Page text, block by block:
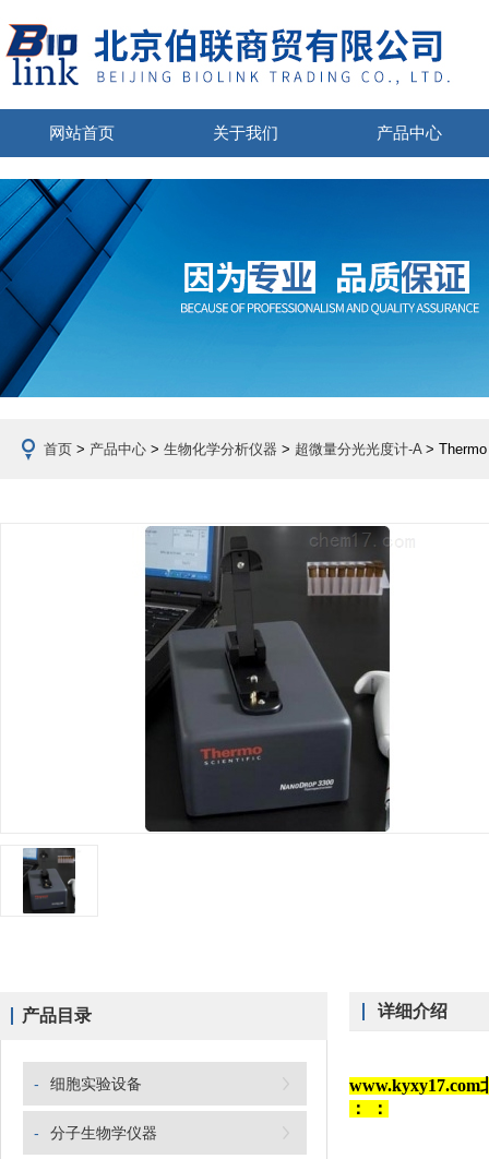
网站首页 关于我们 产品中心
首页 > 产品中心 > 生物化学分析仪器 > 超微量分光光度计-A> Thermo
产品目录
- 细胞实验设备
- 分子生物学仪器
详细介绍
www.kyxy17.com
：
：